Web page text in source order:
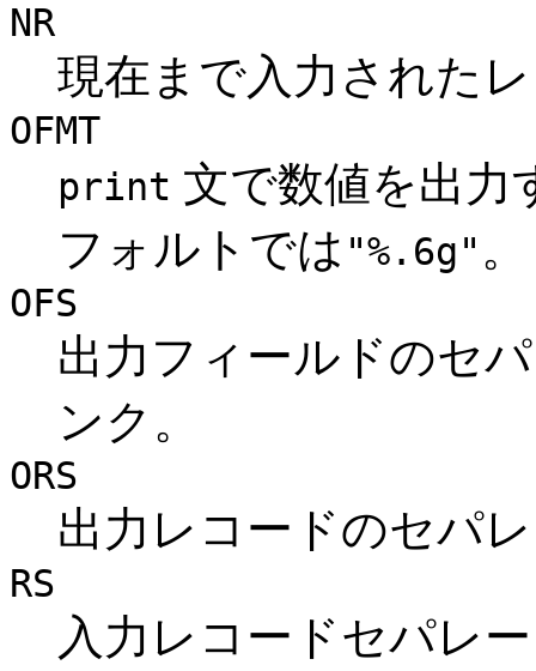
NR
現在まで入力された
OFMT
print 文で数値を出力
フォルトでは "%.6g" 。
OFS
出力フィールドのセ
ンク。
ORS
出力レコードのセパ
RS
入力レコードセパレ